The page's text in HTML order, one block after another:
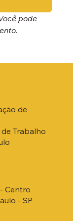
pode
de
Trabalho
Centro
- SP